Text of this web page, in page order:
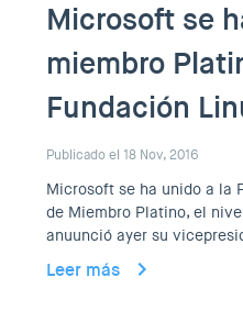
Microsoft se
miembro
Fundación
Publicado el 18 Nov, 2016
Microsoft se ha unido a la
de Miembro Platino, el
anuunció ayer su
Leer más